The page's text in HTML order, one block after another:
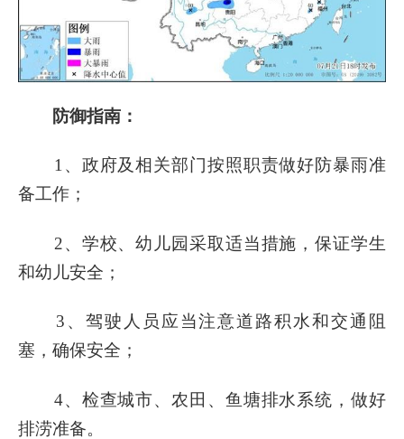
防御指南：
1、政府及相关部门按照职责做好防暴雨准
备工作；
2、学校、幼儿园采取适当措施，保证学生
和幼儿安全；
3、驾驶人员应当注意道路积水和交通阻
塞，确保安全；
4、检查城市、农田、鱼塘排水系统，做好
排涝准备。